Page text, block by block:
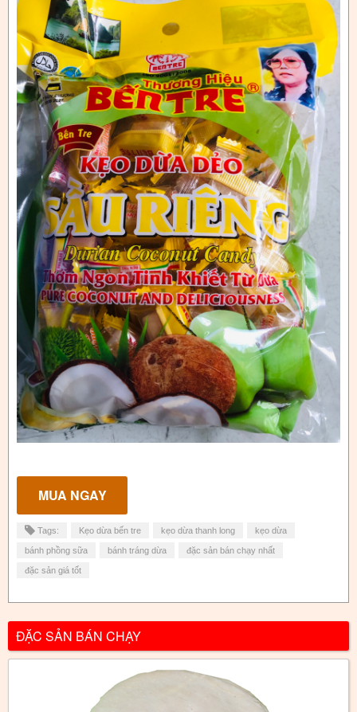
Tags: Kẹo dừa bến tre kẹo dừa thanh long kẹo dừa
bánh phồng sữa bánh tráng dừa đặc sản bán chạy nhất
đặc sản giá tốt
ĐẶC SẢN BÁN CHẠY